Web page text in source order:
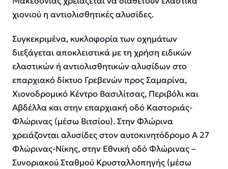
χιονιού η αντιολισθητικές αλυσίδες.
Συγκεκριμένα, κυκλοφορία των οχημάτων
διεξάγεται αποκλειστικά με τη χρήση ειδικών
ελαστικών ή αντιολισθητικών αλυσίδων στο
επαρχιακό δίκτυο Γρεβενών προς Σαμαρίνα,
Χιονοδρομικό Κέντρο Βασιλίτσας, Περιβόλι και
Αβδέλλα και στην επαρχιακή οδό Καστοριάς-
Φλώρινας (μέσω Βιτσίου). Στην Φλώρινα
χρειάζονται αλυσίδες στον αυτοκινητόδρομο Α 27
Φλώρινας-Νίκης, στην Εθνική οδό Φλώρινας –
Συνοριακού Σταθμού Κρυσταλλοπηγής (μέσω